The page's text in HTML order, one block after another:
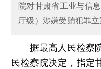
院对甘肃省工业与信
厅级）涉嫌受贿犯罪
据最高人民检察院
民检察院决定，指定